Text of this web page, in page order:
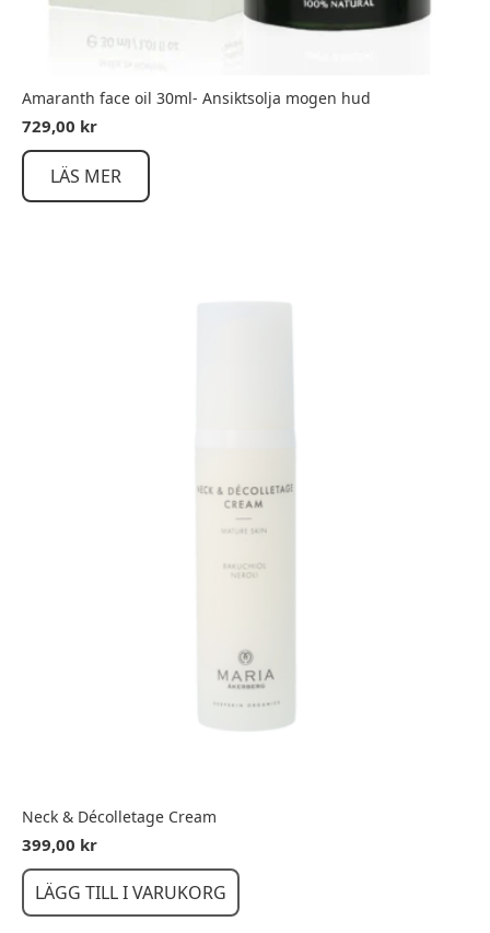
Amaranth face oil 30ml- Ansiktsolja mogen hud
729,00 kr
LÄS MER
Neck & Décolletage Cream
399,00 kr
LÄGG TILL I VARUKORG